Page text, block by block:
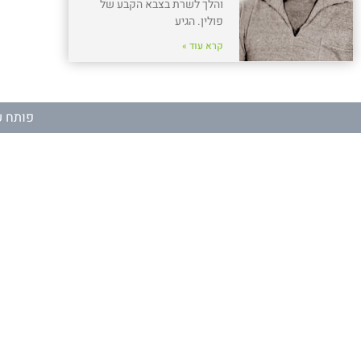
והלך לשרת בצבא הקבע של
פולין. הגיע
קרא עוד »
פותח